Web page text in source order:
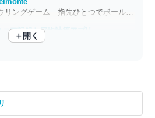
リアリティ特化のボウリングゲーム 指先ひとつでボールをコントロール
コア記録と平均計算アプリ
＋開く